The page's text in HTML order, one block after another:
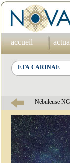
accueil
Nébuleuse